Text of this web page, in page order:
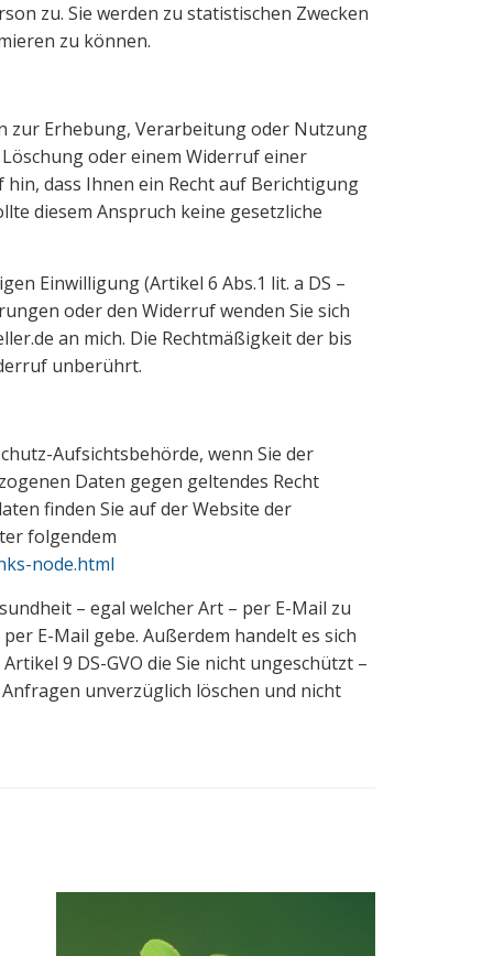
zu. Sie werden zu statistischen Zwecken
zu können.
zur Erhebung, Verarbeitung oder Nutzung
oder einem Widerruf einer
dass Ihnen ein Recht auf Berichtigung
diesem Anspruch keine gesetzliche
Einwilligung (Artikel 6 Abs.1 lit. a DS –
oder den Widerruf wenden Sie sich
an mich. Die Rechtmäßigkeit der bis
unberührt.
Aufsichtsbehörde, wenn Sie der
Daten gegen geltendes Recht
finden Sie auf der Website der
folgendem
node.html
– egal welcher Art – per E-Mail zu
E-Mail gebe. Außerdem handelt es sich
9 DS-GVO die Sie nicht ungeschützt –
unverzüglich löschen und nicht